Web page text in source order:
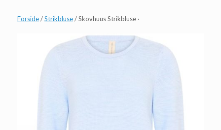
Forside/Strikbluse/ Skovhuus Strikbluse ·